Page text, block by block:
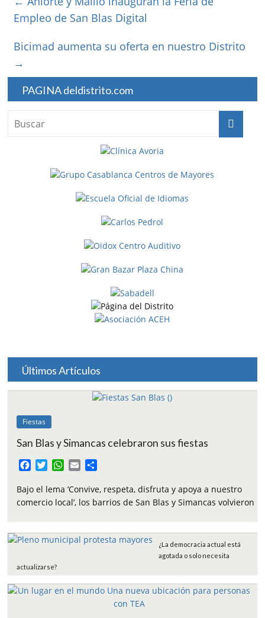
Empleo de San Blas Digital
Bicimad aumenta su oferta en nuestro Distrito
→
PAGINA deldistrito.com
Últimos Artículos
Fiestas
San Blas y Simancas celebraron sus fiestas
c
e
o
i
t
r
W
a
t
p
p
a
i
m
p
t
Bajo el lema ‘Convive, respeta, disfruta y apoya a nuestro
comercio local’, los barrios de San Blas y Simancas volvieron
¿La democracia actual está
agotada o solo necesita
actualizarse?